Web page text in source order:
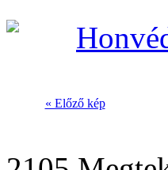
« Előző kép